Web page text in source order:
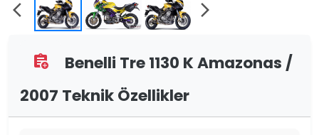
arrow_back_ios arrow_forward_ios
assignment_add
Benelli Tre 1130 K Amazonas /
2007 Teknik Özellikler